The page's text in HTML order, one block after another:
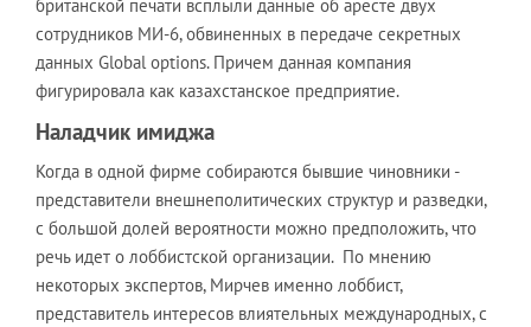
британской печати всплыли данные об аресте двух
сотрудников МИ-6, обвиненных в передаче секретных
данных Global options. Причем данная компания
фигурировала как казахстанское предприятие.
Наладчик имиджа
Когда в одной фирме собираются бывшие чиновники -
представители внешнеполитических структур и разведки,
с большой долей вероятности можно предположить, что
речь идет о лоббистской организации. По мнению
некоторых экспертов, Мирчев именно лоббист,
представитель интересов влиятельных международных, с